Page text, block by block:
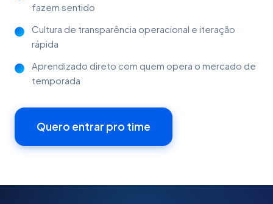
fazem sentido
Cultura de transparência operacional e iteração
rápida
Aprendizado direto com quem opera o mercado de
temporada
Quero entrar pro time